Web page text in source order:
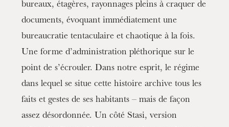
Die OnR mit euch
Führungen durch die Oper
bureaux, étagères, rayonnages pleins à craquer de
documents, évoquant immédiatement une
bureaucratie tentaculaire et chaotique à la fois.
Une forme d’administration pléthorique sur le
point de s’écrouler. Dans notre esprit, le régime
dans lequel se situe cette histoire archive tous les
faits et gestes de ses habitants – mais de façon
assez désordonnée. Un côté Stasi, version